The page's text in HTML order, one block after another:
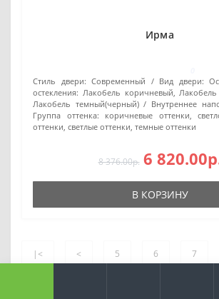
Ирма
Стиль двери: Современный Вид двери:
остекления: Лакобель коричневый, Лакобель
Лакобель темный(черный)
Внутреннее
Группа оттенка:
коричневые оттенки,
оттенки, светлые оттенки, темные оттенки
8 376.00р. 6
В КОРЗИНУ
|< < 5 6 7